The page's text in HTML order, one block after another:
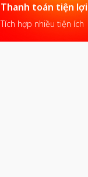
Thanh toán tiện lợi
Tích hợp nhiều tiện ích